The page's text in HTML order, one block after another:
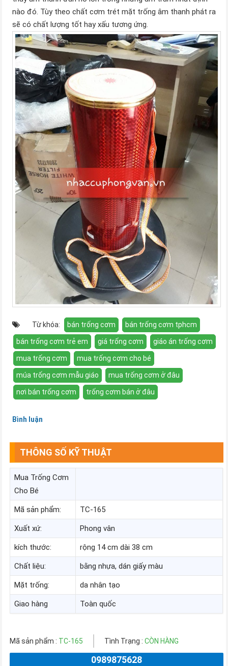
nào đó. Tùy theo chất cơm trét mặt trống âm thanh phát ra
sẽ có chất lượng tốt hay xấu tương ứng.
Từ khóa: bán trống cơm bán trống cơm tphcm
bán trống cơm trẻ em giá trống cơm giáo án trống cơm
mua trống cơm mua trống cơm cho bé
múa trống cơm mẫu giáo mua trống cơm ở đâu
nơi bán trống cơm trống cơm bán ở đâu
Bình luận
THÔNG SỐ KỸ THUẬT
Mua Trống Cơm
Cho Bé
Mã sản phẩm: TC-165
Xuất xứ: Phong vân
kích thước: rộng 14 cm dài 38 cm
Chất liệu: bằng nhựa, dán giấy màu
Mặt trống: da nhân tạo
Giao hàng Toàn quốc
Mã sản phẩm : TC-165 Tình Trạng : CÒN HÀNG
0989875628